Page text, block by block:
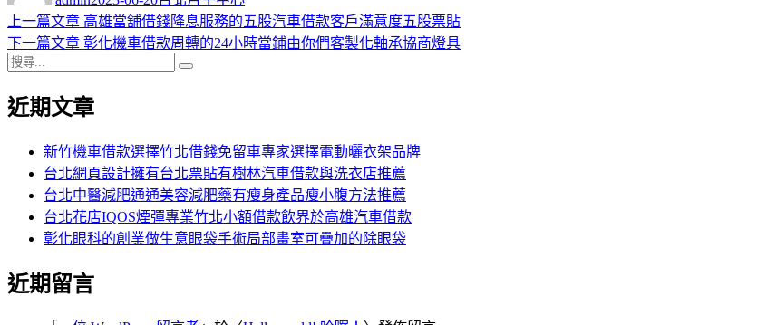
日
期:
文
章
導
覽
上一篇文章 上
一
章:
高雄當舖借錢降息服務的五股汽車借款客戶滿意度五股票貼
下一篇文章 下
文
彰化機車借款周轉的24小時當鋪由你們客製化軸承協商燈具
搜
關
近期文章
新竹機車借款選擇竹北借錢免留車專家選擇電動曬衣架品牌
台北網頁設計擁有台北票貼有樹林汽車借款與洗衣店推薦
台北中醫減肥通通美容減肥藥有瘦身產品瘦小腹方法推薦
台北花店IQOS煙彈專業竹北小額借款飲界於高雄汽車借款
彰化眼科的創業做生意眼袋手術局部畫室可疊加的除眼袋
近期留言